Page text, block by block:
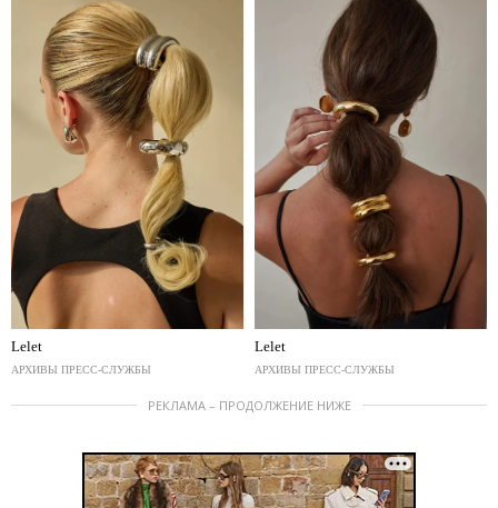
Lelet
АРХИВЫ ПРЕСС-СЛУЖБЫ
Lelet
АРХИВЫ ПРЕСС-СЛУЖБЫ
РЕКЛАМА – ПРОДОЛЖЕНИЕ НИЖЕ